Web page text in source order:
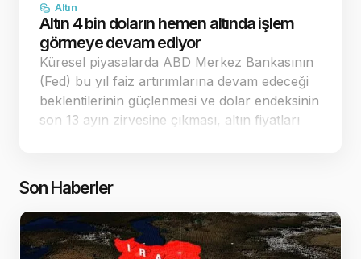
Altın
Altın 4 bin doların hemen altında işlem
görmeye devam ediyor
Küresel piyasalarda ABD Merkez Bankasının
(Fed) bu yıl faiz artırımlarına devam edeceği
beklentilerinin güçlenmesi ve dolar endeksinin
son 13 ayın zirvesine çıkması, altın fiyatları
Son Haberler